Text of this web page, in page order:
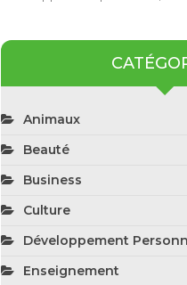
Animaux
Beauté
Business
Culture
Développement
Enseignement